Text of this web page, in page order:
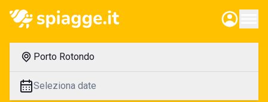
Porto Rotondo
Seleziona date